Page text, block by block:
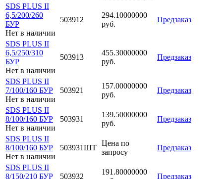
SDS PLUS II
6,5/200/260
БУР
Нет в наличии
503912
294.10000000
руб.
Предзаказ
SDS PLUS II
6,5/250/310
БУР
Нет в наличии
503913
455.30000000
руб.
Предзаказ
SDS PLUS II
7/100/160 БУР
Нет в наличии
503921
157.00000000
руб.
Предзаказ
SDS PLUS II
8/100/160 БУР
Нет в наличии
503931
139.50000000
руб.
Предзаказ
SDS PLUS II
8/100/160 БУР
Нет в наличии
503931ШТ
Цена по
запросу
Предзаказ
SDS PLUS II
8/150/210 БУР
503932
191.80000000
Предзаказ